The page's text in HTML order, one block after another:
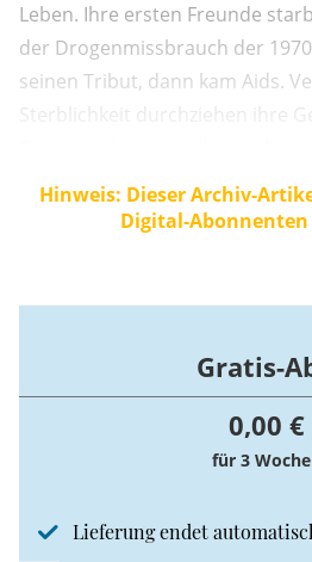
Leben. Ihre ersten Freunde
der Drogenmissbrauch der
seinen Tribut, dann kam Aids.
Sterblichkeit durchziehen ihre
Denkmal setzt und sie damit
Dem frühen Gefährten Robert
Hinweis: Dieser Archiv-
Digital-
Gratis-
0,00 €
für 3
Lieferung endet